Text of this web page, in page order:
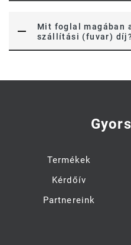
Mit foglal magában
szállítási (fuvar)
Termékek
Kérdőív
Partnereink